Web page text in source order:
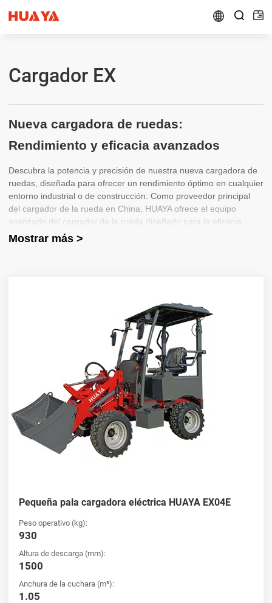
 
Cargador EX
Nueva cargadora de ruedas:
Rendimiento y eficacia avanzados
Descubra la potencia y precisión de nuestra nueva cargadora de
ruedas, diseñada para ofrecer un rendimiento óptimo en cualquier
entorno industrial o de construcción. Como proveedor principal
del cargador de la rueda en China, HUAYA ofrece el equipo
avanzado del cargador de la rueda diseñado para la eficacia
máxima, asegurándose de que cada tarea está terminada con
En HUAYA, ofrecemos una gama de nuevos cargadores de
ruedas para la venta, todos respaldados por nuestro compromiso
con la calidad y durabilidad. Nuestros equipos de cargadoras de
ruedas destacan en el mercado, ofreciendo una fiabilidad y un
valor inigualables. Consulte nuestra selección y encuentre la
solución perfecta para sus necesidades operativas, con la
seguridad de comprar a un proveedor de cargadoras de ruedas
de confianza.
Proveedor de pala cargadora de ruedas
ComoProveedor de cargadoras de ruedas en ChinaHUAYA
nuevos cargadores de ruedas combinan tecnología avanzada con
un diseño robusto, haciéndolos ideales para una amplia variedad
de aplicaciones. Confíe en nuestra experiencia y experimente la
diferencia con nuestros equipos cargadores de ruedas de primer
nivel, diseñados para satisfacer las demandas de la industria
moderna.
Mostrar más >
Pequeña pala cargadora eléctrica HUAYA EX04E
Peso operativo (kg):
930
Altura de descarga (mm):
1500
Anchura de la cuchara (m³):
1.05